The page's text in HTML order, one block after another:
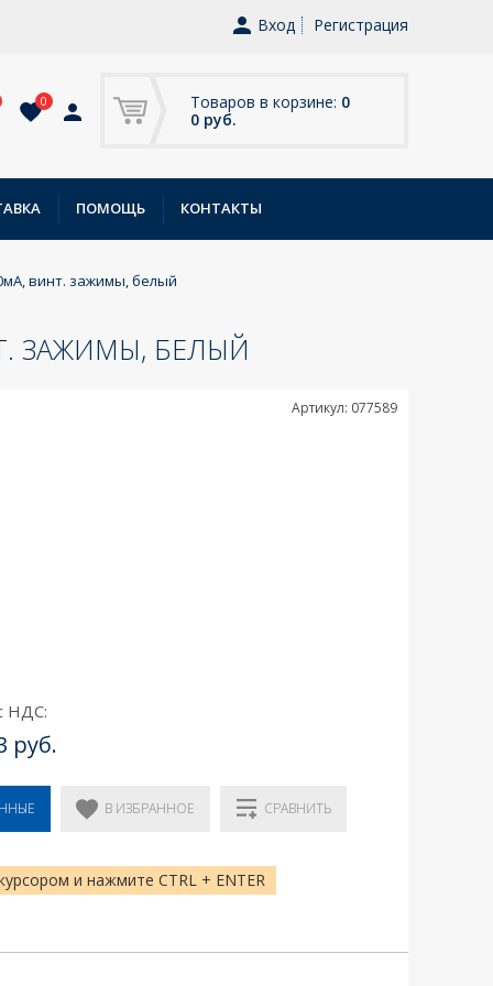
Вход Регистрация
Товаров в корзине: 0
0 руб.
0
ПОМОЩЬ КОНТАКТЫ
винт. зажимы, белый
ЗАЖИМЫ, БЕЛЫЙ
Артикул: 077589
НДС:
руб.
В ИЗБРАННОЕ СРАВНИТЬ
и нажмите CTRL + ENTER